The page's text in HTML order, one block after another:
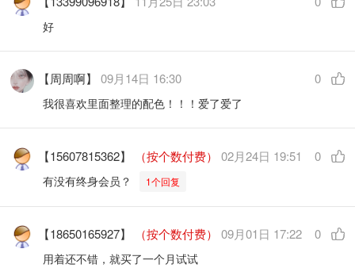
好
【周周啊】09月14日 16:30 0
我很喜欢里面整理的配色！！！爱了爱了
【15607815362】 （按个数付费） 02月24日 19:51 0
有没有终身会员？ 1个回复
【18650165927】 （按个数付费） 09月01日 17:22 0
用着还不错，就买了一个月试试